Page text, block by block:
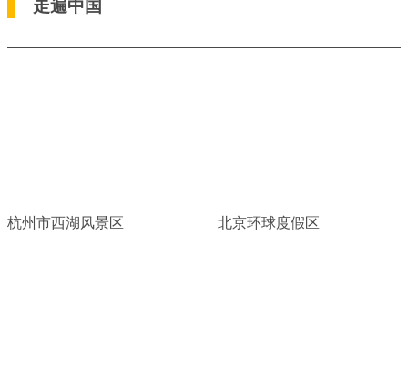
走遍中国
杭州市西湖风景区 北京环球度假区